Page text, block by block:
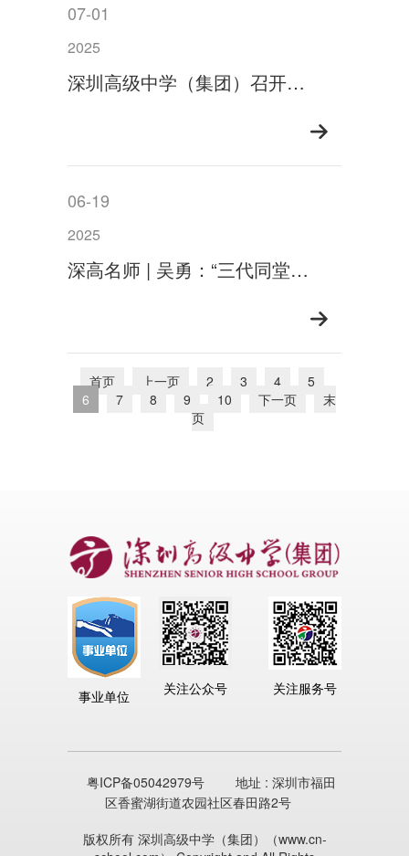
07-01
2025
深圳高级中学（集团）召开庆祝建党104周年暨“七一”表彰大会
06-19
2025
深高名师 | 吴勇：“三代同堂”的化学界“魔法师”
首页 上一页 2 3 4
5
6
7 8 9 10 下一页
末
页
事业单位 关注公众号 关注服务号
粤ICP备05042979号
地址 : 深圳市福田
区香蜜湖街道农园社区春田路2号
版权所有 深圳高级中学（集团）（www.cn-